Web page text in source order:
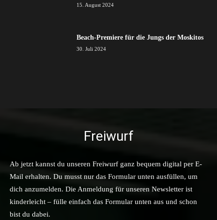
15. August 2024
Beach-Premiere für die Jungs der Moskitos
30. Juli 2024
Freiwurf
Ab jetzt kannst du unseren Freiwurf ganz bequem digital per E-
Mail erhalten. Du musst nur das Formular unten ausfüllen, um
dich anzumelden. Die Anmeldung für unseren Newsletter ist
kinderleicht – fülle einfach das Formular unten aus und schon
bist du dabei.